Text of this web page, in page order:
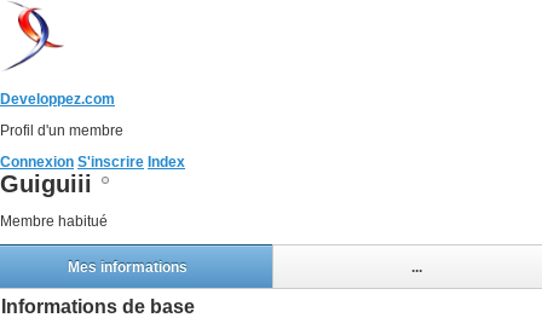
Developpez.com
Profil d'un membre
Connexion S'inscrire Index
Guiguiii
Membre habitué
Mes informations ...
Informations de base